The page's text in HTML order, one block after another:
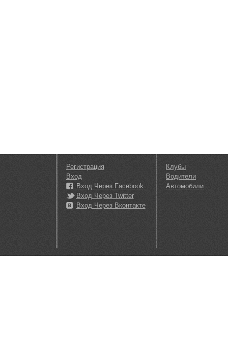
Регистрация
Вход
Вход Через Facebook
Вход Через Twitter
Вход Через Вконтакте
Клубы
Водители
Автомобили